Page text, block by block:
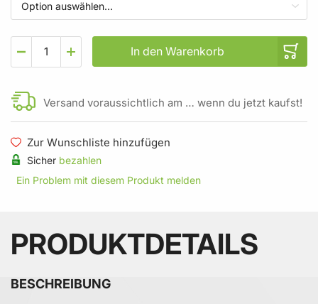
In den Warenkorb
Versand voraussichtlich am … wenn du jetzt kaufst!
Zur Wunschliste hinzufügen
Sicher bezahlen
Ein Problem mit diesem Produkt melden
PRODUKTDETAILS
BESCHREIBUNG